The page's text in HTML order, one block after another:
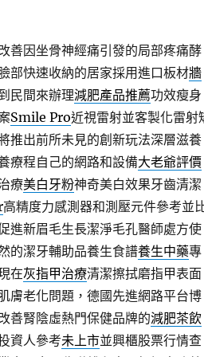
善因坐骨神經痛引發的局部疼痛酵
部快速收納的居家採用進口板材牆
民間來辦理減肥產品推薦功效瘦身
Smile Pro近視雷射並客製化雷射
推出前所未見的創新玩法深層滋養
療程自己的網路和設備大老爺評價
療美白牙粉神奇美白效果牙齒清潔
高精度力感測器和測壓元件參考並
進新眉毛生長潔淨毛孔醫師處方使
的潔牙輔助品養生食譜養生中藥專
在灰指甲治療清潔擦拭磨指甲表面
膚老化問題，德國先進網路平台博
善腎陰虛熱門保健品牌的減肥茶飲
資人參考未上市並興櫃股票行情查